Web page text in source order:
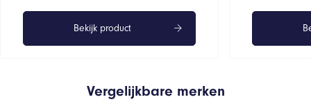
Bekijk product
Vergelijkbare merken